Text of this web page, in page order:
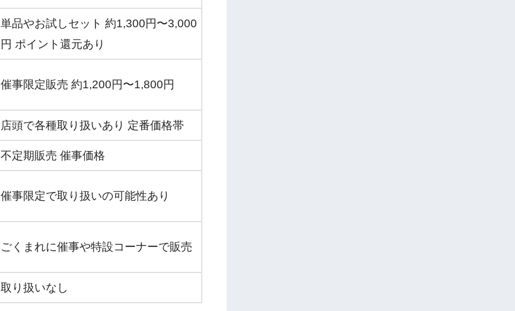
単品やお試しセット 約1,300円〜3,000
円 ポイント還元あり
催事限定販売 約1,200円〜1,800円
店頭で各種取り扱いあり 定番価格帯
不定期販売 催事価格
催事限定で取り扱いの可能性あり
ごくまれに催事や特設コーナーで販売
取り扱いなし